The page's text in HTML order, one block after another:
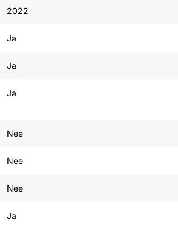
2022
Ja
Ja
Ja
Nee
Nee
Nee
Ja